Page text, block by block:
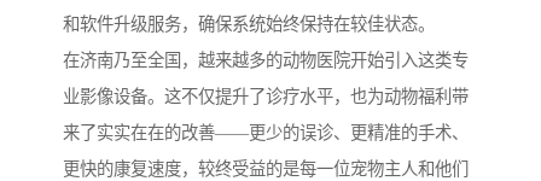
和软件升级服务，确保系统始终保持在较佳状态。
在济南乃至全国，越来越多的动物医院开始引入这类专
业影像设备。这不仅提升了诊疗水平，也为动物福利带
来了实实在在的改善——更少的误诊、更精准的手术、
更快的康复速度，较终受益的是每一位宠物主人和他们